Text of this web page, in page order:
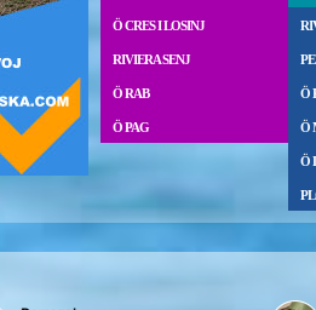
Ö CRES I LOSINJ
RIVIERA SENJ
Ö RAB Ö
Ö PAG Ö
Ö